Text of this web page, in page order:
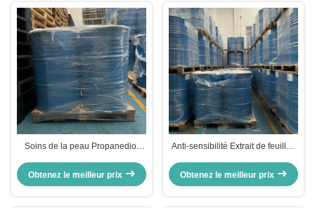
Soins de la peau Propanediol
Hydroxyacetophenone Liquide
Obtenez le meilleur prix
Anti-sensibilité Extrait de feuilles
pour la peau
Obtenez le meilleur prix